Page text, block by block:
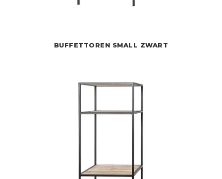
BUFFETTOREN SMALL ZWART